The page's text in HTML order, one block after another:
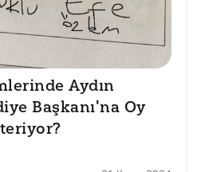
Aydın
Başkanı'na Oy